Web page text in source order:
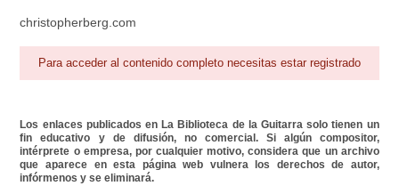
Área personal
christopherberg.com
Para acceder al contenido completo necesitas estar registrado
Los enlaces publicados en La Biblioteca de la Guitarra solo tienen un
fin educativo y de difusión, no comercial. Si algún compositor,
intérprete o empresa, por cualquier motivo, considera que un archivo
que aparece en esta página web vulnera los derechos de autor,
infórmenos y se eliminará.